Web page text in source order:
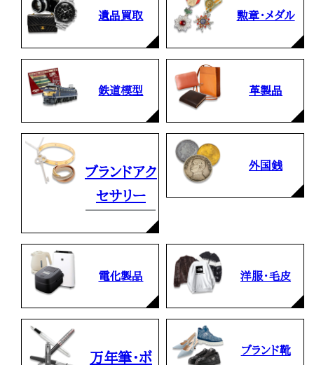
遺品買取 勲章・メダル
鉄道模型 革製品
ブランドアク
セサリー
外国銭
電化製品 洋服・毛皮
万年筆・ボ
ブランド靴